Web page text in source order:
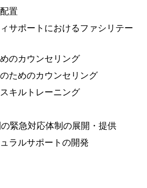
置
サポートにおけるファシリテー
のカウンセリング
ためのカウンセリング
キルトレーニング
緊急対応体制の展開・提供
ラルサポートの開発